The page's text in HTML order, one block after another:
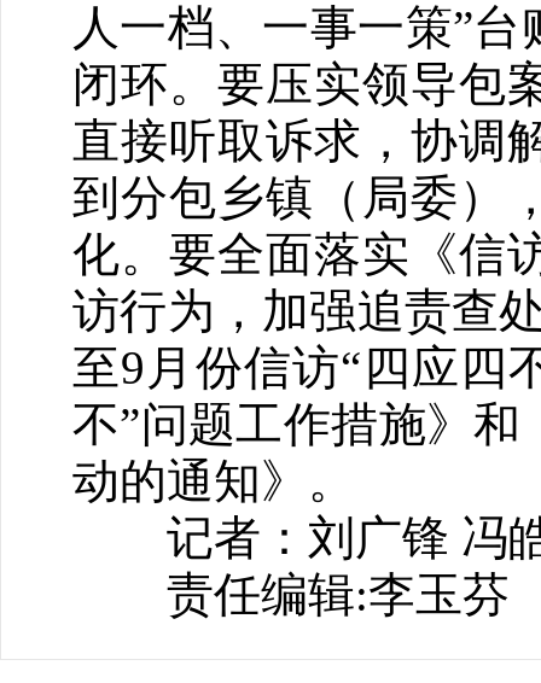
人一档、一事一策”
闭环。要压实领导包
直接听取诉求，协调
到分包乡镇（局委）
化。要全面落实《信
访行为，加强追责查
至9月份信访“四应四
不”问题工作措施》
动的通知》。
记者：刘广锋 冯
责任编辑:李玉芬